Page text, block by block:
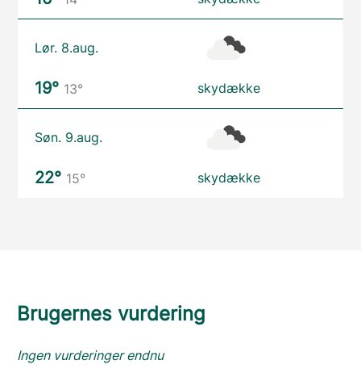
Lør. 8.aug.
19° 13° skydække
Søn. 9.aug.
22° 15° skydække
Brugernes vurdering
Ingen vurderinger endnu